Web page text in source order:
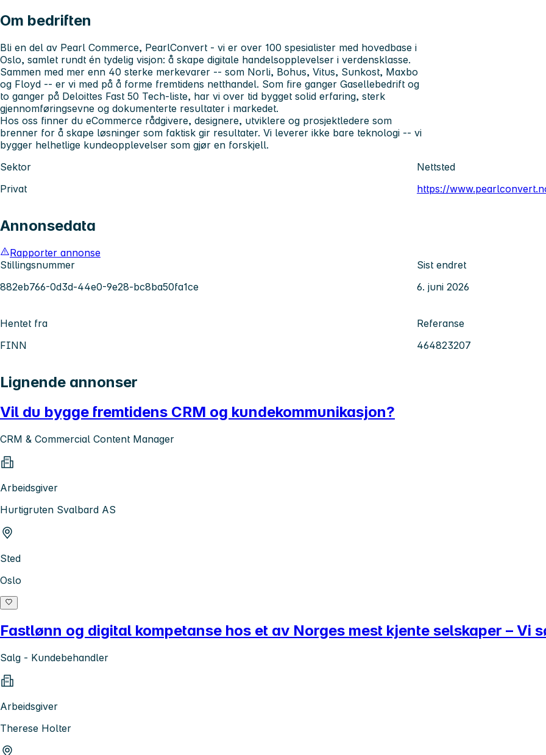
Om bedriften
Bli en del av Pearl Commerce, PearlConvert - vi er over 100 spesialister med hovedbase i
Oslo, samlet rundt én tydelig visjon: å skape digitale handelsopplevelser i verdensklasse.
Sammen med mer enn 40 sterke merkevarer -- som Norli, Bohus, Vitus, Sunkost, Maxbo
og Floyd -- er vi med på å forme fremtidens netthandel. Som fire ganger Gasellebedrift og
to ganger på Deloittes Fast 50 Tech-liste, har vi over tid bygget solid erfaring, sterk
gjennomføringsevne og dokumenterte resultater i markedet.
Hos oss finner du eCommerce rådgivere, designere, utviklere og prosjektledere som
brenner for å skape løsninger som faktisk gir resultater. Vi leverer ikke bare teknologi -- vi
bygger helhetlige kundeopplevelser som gjør en forskjell.
Sektor
Privat
Nettsted
https://
Annonsedata
Rapporter annonse
Stillingsnummer
882eb766-0d3d-44e0-9e28-bc8ba50fa1ce
Sist endret
6. juni 2026
Hentet fra
FINN
Referanse
464823207
Lignende annonser
Vil du bygge fremtidens CRM og kundekommunikasjon?
CRM & Commercial Content Manager
Arbeidsgiver
Hurtigruten Svalbard AS
Sted
Oslo
Fastlønn og digital kompetanse hos et av Norges mest kjente selskaper – Vi
Salg - Kundebehandler
Arbeidsgiver
Therese Holter